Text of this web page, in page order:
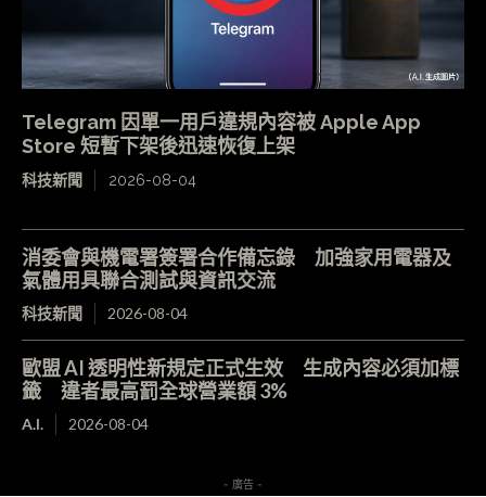
Telegram 因單一用戶違規內容被 Apple App
Store 短暫下架後迅速恢復上架
科技新聞 2026-08-04
消委會與機電署簽署合作備忘錄 加強家用電器及
氣體用具聯合測試與資訊交流
科技新聞 2026-08-04
歐盟 AI 透明性新規定正式生效 生成內容必須加標
籤 違者最高罰全球營業額 3%
A.I. 2026-08-04
- 廣告 -